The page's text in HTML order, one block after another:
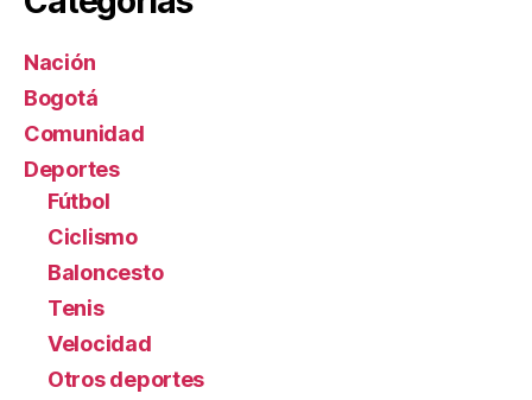
Nación
Bogotá
Comunidad
Deportes
Fútbol
Ciclismo
Baloncesto
Tenis
Velocidad
Otros deportes